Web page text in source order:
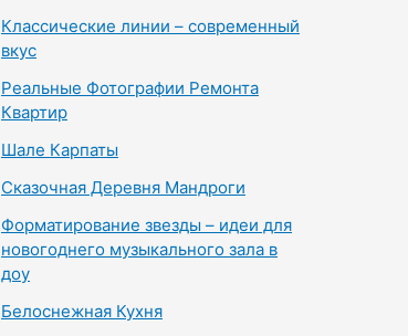
Классические линии – современный
вкус
Реальные Фотографии Ремонта
Квартир
Шале Карпаты
Сказочная Деревня Мандроги
Форматирование звезды – идеи для
новогоднего музыкального зала в
доу
Белоснежная Кухня